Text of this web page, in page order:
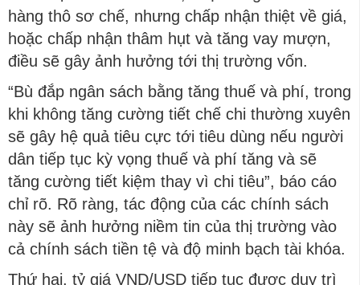
hàng thô sơ chế, nhưng chấp nhận thiệt về giá,
hoặc chấp nhận thâm hụt và tăng vay mượn,
điều sẽ gây ảnh hưởng tới thị trường vốn.
“Bù đắp ngân sách bằng tăng thuế và phí, trong
khi không tăng cường tiết chế chi thường xuyên
sẽ gây hệ quả tiêu cực tới tiêu dùng nếu người
dân tiếp tục kỳ vọng thuế và phí tăng và sẽ
tăng cường tiết kiệm thay vì chi tiêu”, báo cáo
chỉ rõ. Rõ ràng, tác động của các chính sách
này sẽ ảnh hưởng niềm tin của thị trường vào
cả chính sách tiền tệ và độ minh bạch tài khóa.
Thứ hai, tỷ giá VND/USD tiếp tục được duy trì